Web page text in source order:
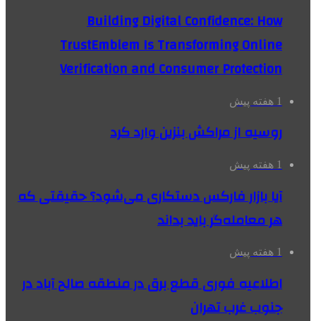
Building Digital Confidence: How
TrustEmblem Is Transforming Online
Verification and Consumer Protection
1 هفته پیش
روسیه از مراکش بنزین وارد کرد
1 هفته پیش
آیا بازار فارکس دستکاری می‌شود؟ حقیقتی که
هر معامله‌گر باید بداند
1 هفته پیش
اطلاعیه فوری قطع برق در منطقه صالح آباد در
جنوب غرب تهران